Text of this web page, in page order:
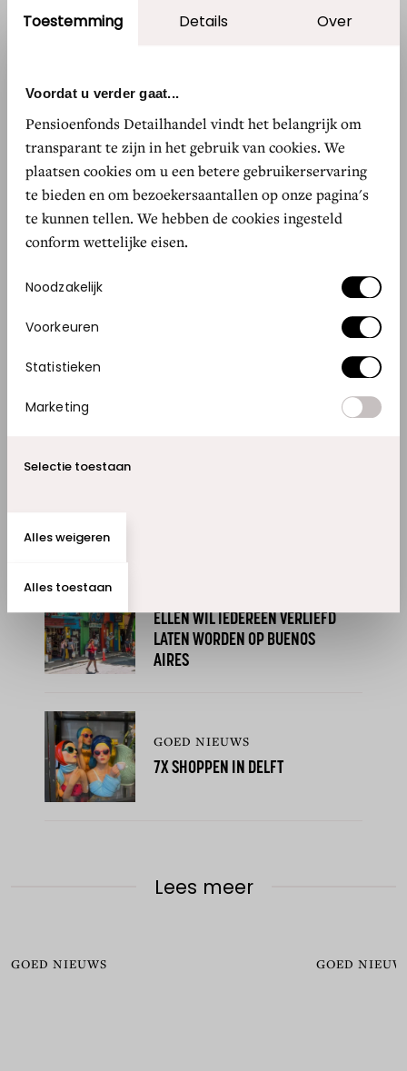
Toestemming Details Over
Voordat u verder gaat...
Pensioenfonds Detailhandel vindt het belangrijk om
transparant te zijn in het gebruik van cookies. We
plaatsen cookies om u een betere gebruikerservaring
te bieden en om bezoekersaantallen op onze pagina's
te kunnen tellen. We hebben de cookies ingesteld
conform wettelijke eisen.
Toestemmingsselectie
Noodzakelijk
Voorkeuren
Statistieken
Marketing
Alles toestaan
Selectie toestaan
Alles weigeren
verplichting om op te treden."
Panel zouden ook een groot industrieland als
Duitsland en zelfs de EU als geheel rond 2035
netto nul moeten kunnen bereiken. Dit is des te
urgenter gezien de oorlog in Oekraïne en de
gevolgen daarvan, ook voor de Europese
energievoorziening: "Klimaatneutraliteit pas in
2050 is te laat; we moeten meer haast maken!"
negatief. Die hebben als voordeel dat ze relatief
klein zijn, met veel bos en een lage
uitstoot van broeikasgassen en het beschermen
(zoals bossen) is dan vaak voldoende.
ELLEN WIL IEDEREEN VERLIEFD
LATEN WORDEN OP BUENOS
AIRES
GOED NIEUWS
7X SHOPPEN IN DELFT
Lees meer
GOED NIEUWS GOED